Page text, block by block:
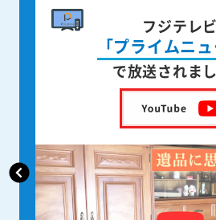
フジテレビ
「プライムニュース」
で放送されました！